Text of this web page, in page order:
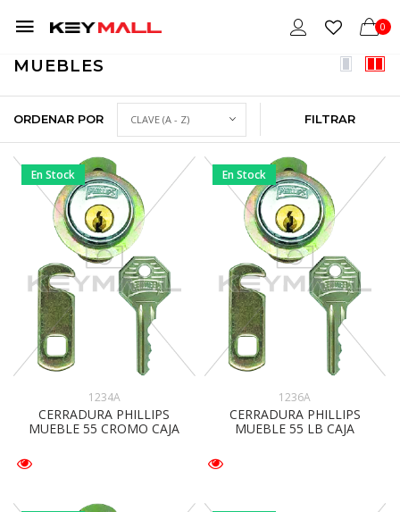
0
MUEBLES
ORDENAR POR FILTRAR
En Stock
1234A
CERRADURA PHILLIPS
MUEBLE 55 CROMO CAJA
En Stock
1236A
CERRADURA PHILLIPS
MUEBLE 55 LB CAJA